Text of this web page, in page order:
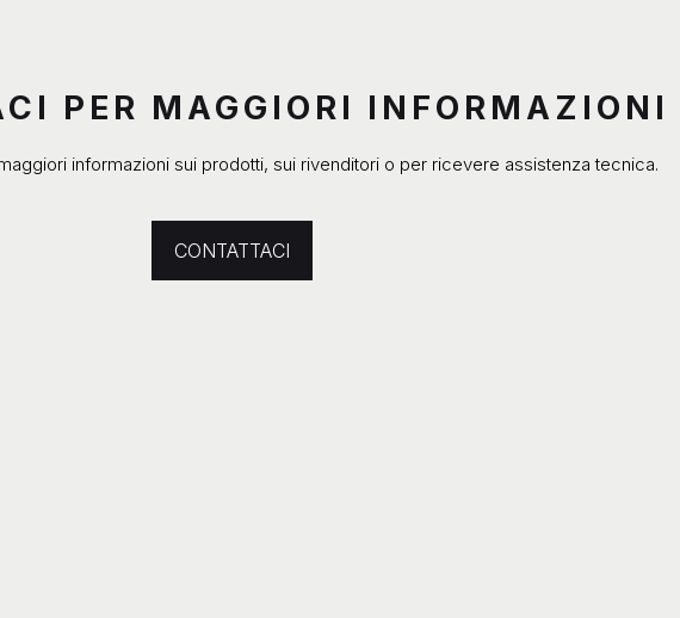
PER MAGGIORI INFORMAZIONI
informazioni sui prodotti, sui rivenditori o per ricevere assistenza tecnica.
CONTATTACI